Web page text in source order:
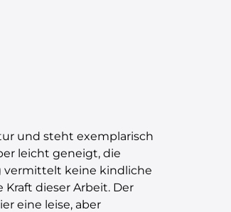
und steht exemplarisch
leicht geneigt, die
vermittelt keine kindliche
dieser Arbeit. Der
eine leise, aber